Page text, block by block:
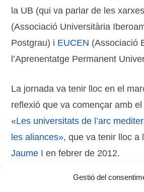
Gestió del
la UB (qui va parlar de les
(Associació Universitària
Postgrau) i EUCEN (Associació
l’Aprenentatge Permanent
La jornada va tenir lloc en el
reflexió que va començar amb
«Les universitats de l’arc
les aliances», que va tenir lloc a
Jaume I en febrer de 2012.